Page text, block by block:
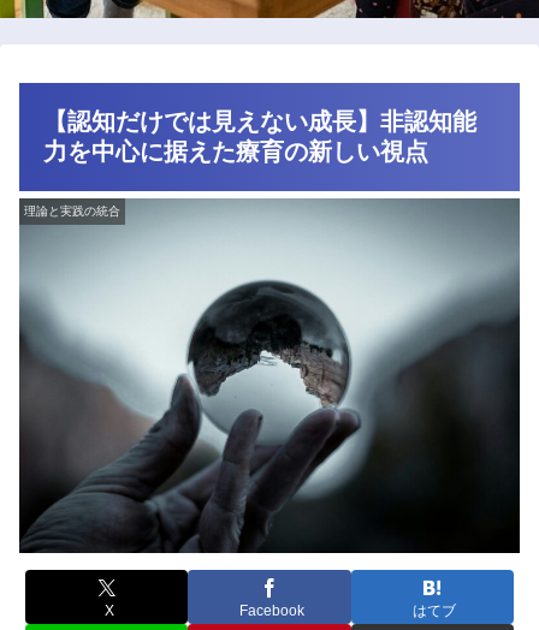
【認知だけでは見えない成長】非認知能
力を中心に据えた療育の新しい視点
理論と実践の統合
X Facebook はてブ